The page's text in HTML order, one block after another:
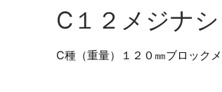
C１２メジナシ
C種（重量）１２０㎜ブロック